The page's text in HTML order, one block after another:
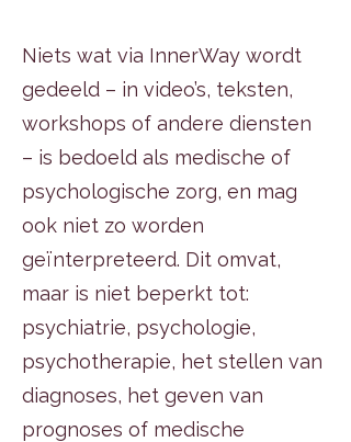
Niets wat via InnerWay wordt
gedeeld – in video’s, teksten,
workshops of andere diensten
– is bedoeld als medische of
psychologische zorg, en mag
ook niet zo worden
geïnterpreteerd. Dit omvat,
maar is niet beperkt tot:
psychiatrie, psychologie,
psychotherapie, het stellen van
diagnoses, het geven van
prognoses of medische